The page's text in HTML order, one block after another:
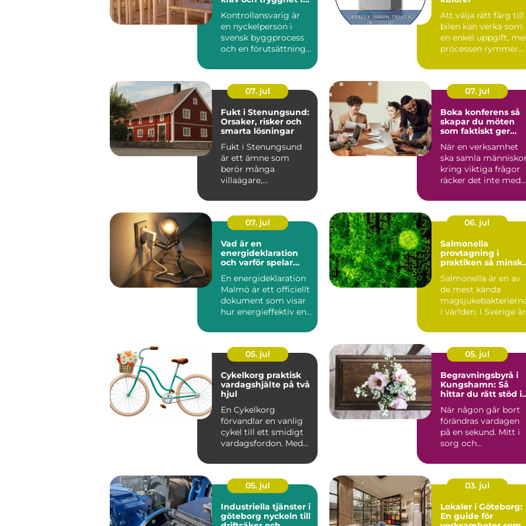
Kontrollansvarig är
en nyckelperson i
svensk byggprocess
och en förutsättning
byggproj...
Att välja rätt färg till
bilen kan verka som
en enkel uppgift,
processen rymmer
07. jul
Fukt i Stenungsund:
Orsaker, risker och
smarta lösningar
Fukt i Stenungsund
är ett ämne som
berör många
villaägare,
07. jul
Boka konferens så
skapar du möten
som faktiskt ger
När en verksamhet
ska samla
kring viktiga frågor
räcker det inte med
Miljön...
07. jul
Vad är en
energideklaration
och varför spelar
En energideklaration
Malmö är ett officiellt
dokument som visar
hur energieffektiv en
06. jul
Salmonella
provtagning i
praktiken så minskar
smittspridning
Salmonella är en av
de mest kända
i världen. I Sverige är
m...
05. jul
Cykelkorg praktisk
vardagshjälte på två
hjul
En Cykelkorg
förvandlar en vanlig
cykel till ett smidigt
vardagsfordon. Med
blir ...
05. jul
Begravningsbyrå i
Kungshamn: Så
hittar du rätt stöd i
När någon går bort
förändras vardagen
på en sekund. Mitt i
sorg och...
05. jul
Industriella tjänster i
göteborg nyckeln till
03. jul
Lokaler i Göteborg:
En guide för